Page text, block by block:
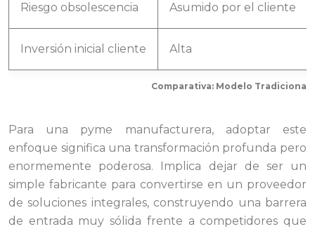
Comparativa: Modelo Tradicional
Riesgo obsolescencia Asumido por el cliente
Inversión inicial cliente Alta
Para una pyme manufacturera, adoptar este
enfoque significa una transformación profunda pero
enormemente poderosa. Implica dejar de ser un
simple fabricante para convertirse en un proveedor
de soluciones integrales, construyendo una barrera
de entrada muy sólida frente a competidores que